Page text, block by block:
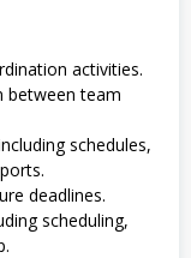
activities.
between team
schedules,
deadlines.
scheduling,